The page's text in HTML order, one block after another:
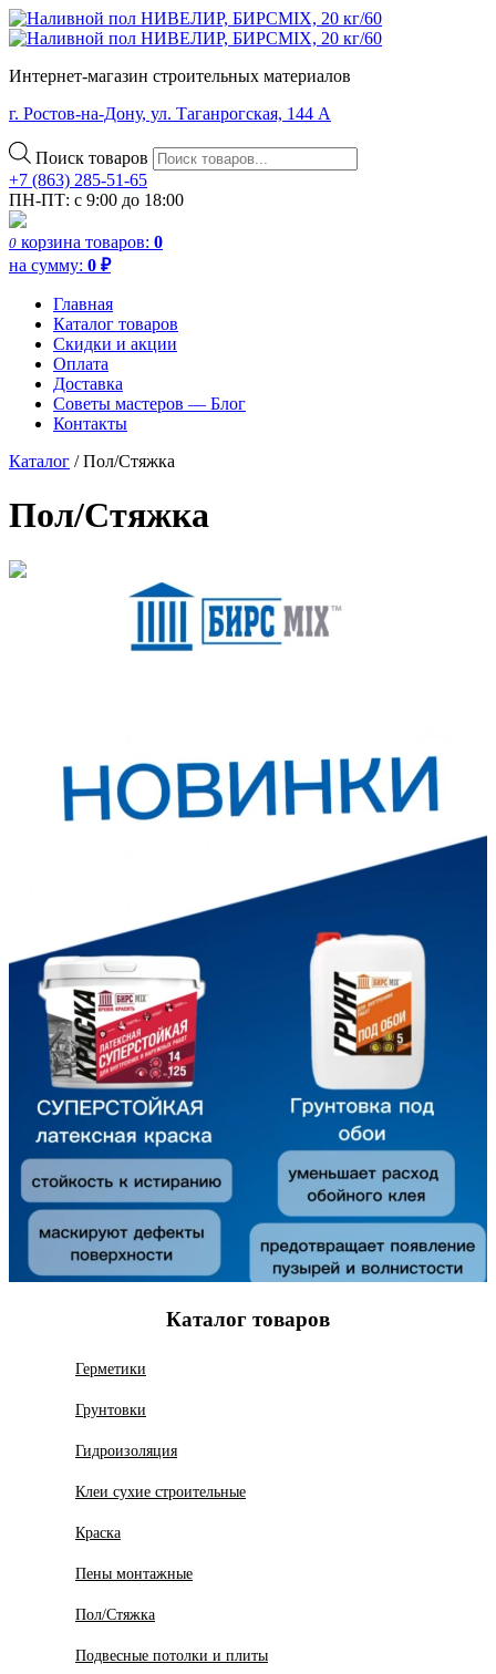
Интернет-магазин строительных материалов
г. Ростов-на-Дону, ул. Таганрогская, 144 А
Поиск товаров
+7 (863) 285-51-65
ПН-ПТ: с 9:00 до 18:00
0 корзина товаров: 0
на сумму: 0 ₽
Главная
Каталог товаров
Скидки и акции
Оплата
Доставка
Советы мастеров — Блог
Контакты
Каталог / Пол/Стяжка
Пол/Стяжка
Каталог товаров
Герметики
Грунтовки
Гидроизоляция
Клеи сухие строительные
Краска
Пены монтажные
Пол/Стяжка
Подвесные потолки и плиты